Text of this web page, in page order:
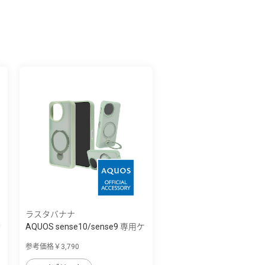
ラスタバナナ
AQUOS sense10/sense9 専用ケ
参考価格￥3,790